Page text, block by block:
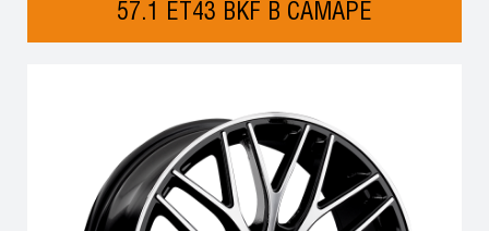
57.1 ET43 BKF В САМАРЕ